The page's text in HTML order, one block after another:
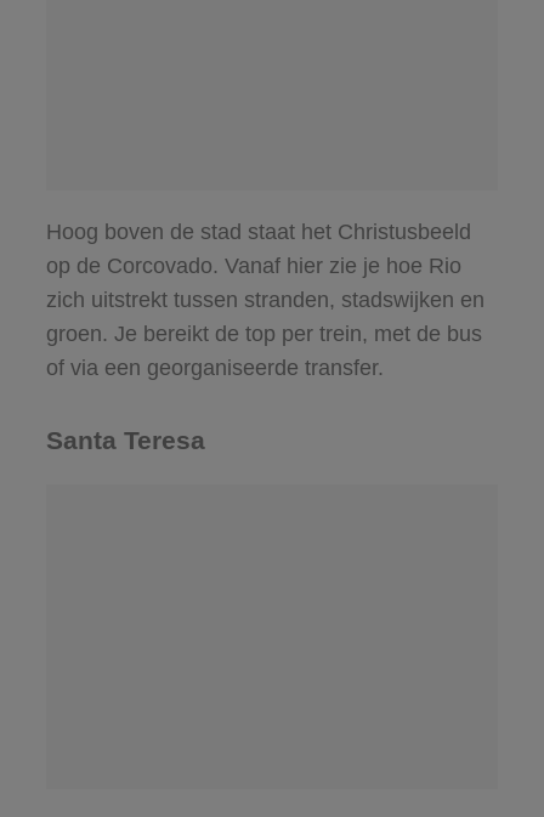
Hoog boven de stad staat het Christusbeeld
op de Corcovado. Vanaf hier zie je hoe Rio
zich uitstrekt tussen stranden, stadswijken en
groen. Je bereikt de top per trein, met de bus
of via een georganiseerde transfer.
Santa Teresa